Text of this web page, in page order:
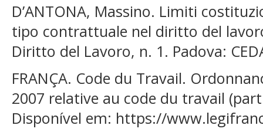
D’ANTONA, Massino. Limiti
tipo contrattuale nel diritto del
Diritto del Lavoro, n. 1. Padova:
FRANÇA. Code du Travail.
2007 relative au code du travail
Disponível em: https://